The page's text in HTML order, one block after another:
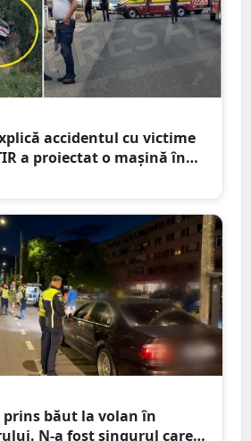
accidentul cu victime
a proiectat o mașină în
prins băut la volan în
N-a fost singurul care a